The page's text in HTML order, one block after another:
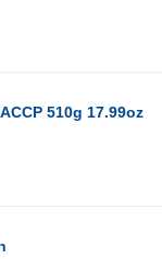
510g 17.99oz